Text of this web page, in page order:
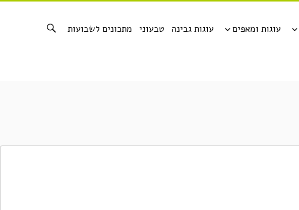
מתכונים לשבועות טבעוני עוגות גבינה עוגות ומאפים